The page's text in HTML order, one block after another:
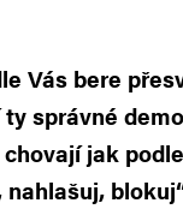
Vás bere
správné
jak